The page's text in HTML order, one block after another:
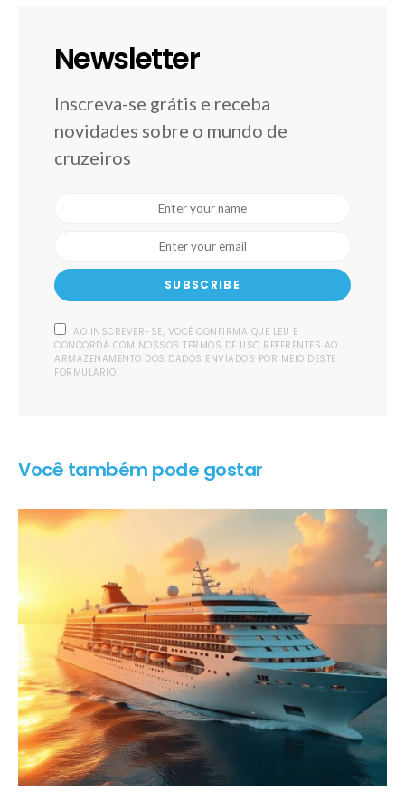
Newsletter
Inscreva-se grátis e receba
novidades sobre o mundo de
cruzeiros
SUBSCRIBE
AO INSCREVER-SE, VOCÊ CONFIRMA QUE LEU E
CONCORDA COM NOSSOS TERMOS DE USO REFERENTES AO
ARMAZENAMENTO DOS DADOS ENVIADOS POR MEIO DESTE
FORMULÁRIO.
Você também pode gostar